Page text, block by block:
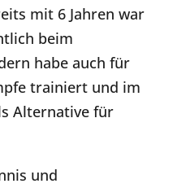
mit 6 Jahren war
beim
habe auch für
trainiert und im
Alternative für
und